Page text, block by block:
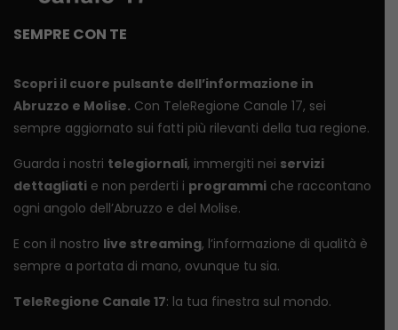
SEMPRE CON TE
Scopri il cuore pulsante dell’informazione in
Abruzzo e Molise. Con TeleRegione Canale 17, sei
sempre aggiornato sui fatti più rilevanti della tua regione.
Guarda i nostri telegiornali, immergiti nei servizi
dettagliati e non perderti i programmi che raccontano
ogni angolo dell’Abruzzo e del Molise.
E con il nostro live streaming, l’informazione di qualità è
sempre a portata di mano, ovunque tu sia.
TeleRegione Canale 17: la tua finestra sul mondo.